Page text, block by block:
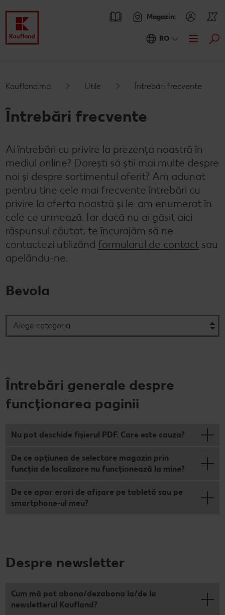
Magazin:
Prezentare Generala Oferte
Catalogul actual
Oferte Parteneri Kaufland Card XTRA
Reduceri de categorie
Noile noastre branduri au sosit NOU
Sortiment tematic
Atât de ieftin
Prospețime în fiecare zi
Dicționar de alimente
Băuturi
Valorile noastre
Mărcile noastre
Rețete
Caută o rețetă
Rețete cu pește
Rețete de post
Rețete de mic dejun vegan
Rețete de prăjituri
Noutăți
Ieftin si bun
RE:FRESH
Sustenabilitate
Fresh
Fii responsabil
Marcă proprie Kaufland - și calitate și preț mic
Blog
Stare de bine
Semințele de pepene verde
Bucuria de a găti
Timp liber
RO
Kaufland.md Utile Întrebări frecvente
Întrebări frecvente
Ai întrebări cu privire la prezența noastră în
mediul online? Dorești să știi mai multe despre
noi și despre sortimentul oferit? Am adunat
pentru tine cele mai frecvente întrebări cu
privire la oferta noastră și le-am enumerat în
cele ce urmează. Iar dacă nu ai găsit aici
răspunsul căutat, te încurajăm să ne
contactezi utilizând formularul de contact sau
apelându-ne.
Bevola
Întrebări generale despre
funcționarea paginii
Nu pot deschide fișierul PDF. Care este cauza?
De ce opțiunea de selectare magazin prin
funcția de localizare nu funcționează la mine?
De ce apar erori de afișare pe tabletă sau pe
smartphone-ul meu?
Despre newsletter
Cum mă pot abona/dezabona la/de la
newsletterul Kaufland?